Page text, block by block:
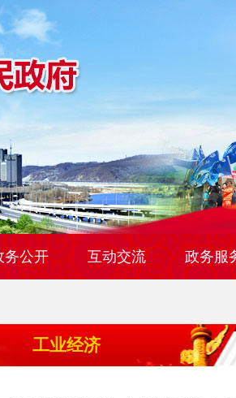
务公开 互动交流 政务服
工业经济